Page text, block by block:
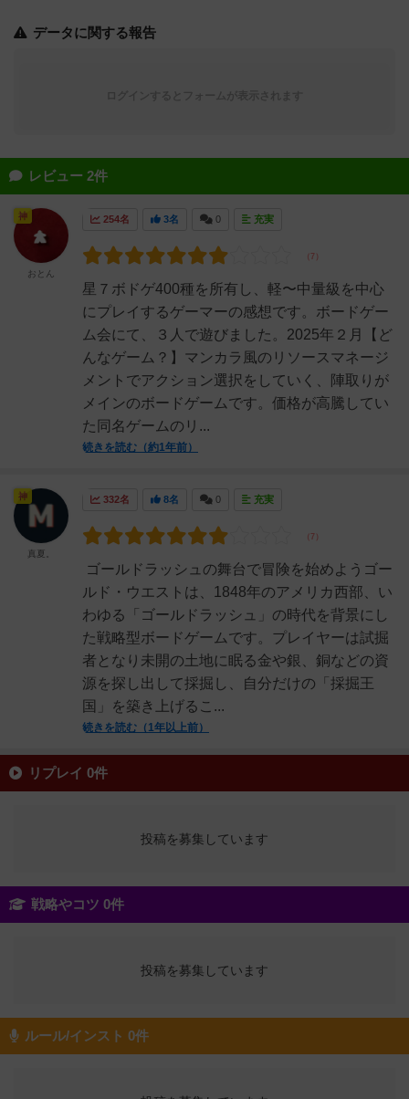
データに関する報告
レビュー 2件
254名 3名 0 充実
星７ボドゲ400種を所有し、軽〜中量級を中心
にプレイするゲーマーの感想です。ボードゲー
ム会にて、３人で遊びました。2025年２月【ど
んなゲーム？】マンカラ風のリソースマネージ
メントでアクション選択をしていく、陣取りが
メインのボードゲームです。価格が高騰してい
た同名ゲームのリ...
続きを読む（約1年前）
神
おとん
332名 8名 0 充実
ゴールドラッシュの舞台で冒険を始めようゴー
ルド・ウエストは、1848年のアメリカ西部、い
わゆる「ゴールドラッシュ」の時代を背景にし
た戦略型ボードゲームです。プレイヤーは試掘
者となり未開の土地に眠る金や銀、銅などの資
源を探し出して採掘し、自分だけの「採掘王
国」を築き上げるこ...
続きを読む（1年以上前）
神
真夏。
リプレイ 0件
投稿を募集しています
戦略やコツ 0件
投稿を募集しています
ルール/インスト 0件